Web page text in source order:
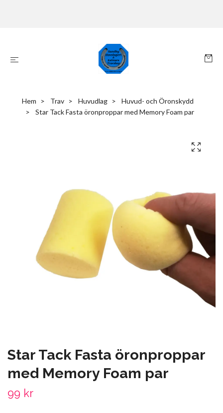
Hem Trav Huvudlag
Huvud- och Öronskydd
Star Tack Fasta öronproppar med Memory Foam par
Star Tack Fasta öronproppar
med Memory Foam par
99 kr